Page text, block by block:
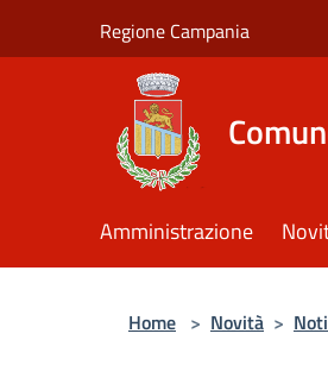
Regione Campania
Amministrazione
Home > Novità >